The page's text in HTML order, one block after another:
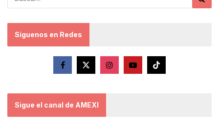
Síguenos en Redes
Sigue el canal de AMEXI